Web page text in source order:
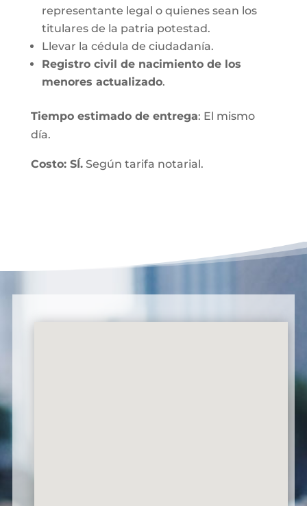
representante legal o quienes sean los
titulares de la patria potestad.
Llevar la cédula de ciudadanía.
Registro civil de nacimiento de los
menores actualizado.
Tiempo estimado de entrega: El mismo
día.
Costo: SÍ.Según tarifa notarial.